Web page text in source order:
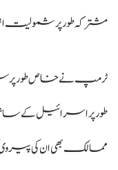
مشترکہ طور پر شمولیت
ٹرمپ نے خاص طور پر
طور پر اسرائیل کے ساتھ
ممالک بھی ان کی پیروی